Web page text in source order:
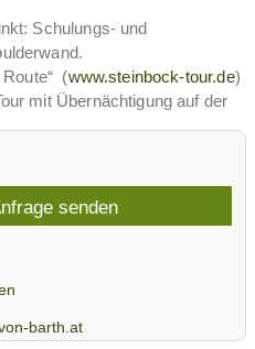
Schulungs- und
Route“ (www.steinbock-tour.de)
mit Übernächtigung auf der
(Enzensberger Weg)
Haus
auf die Lechtaler
- Hermann von
senden
barth.at